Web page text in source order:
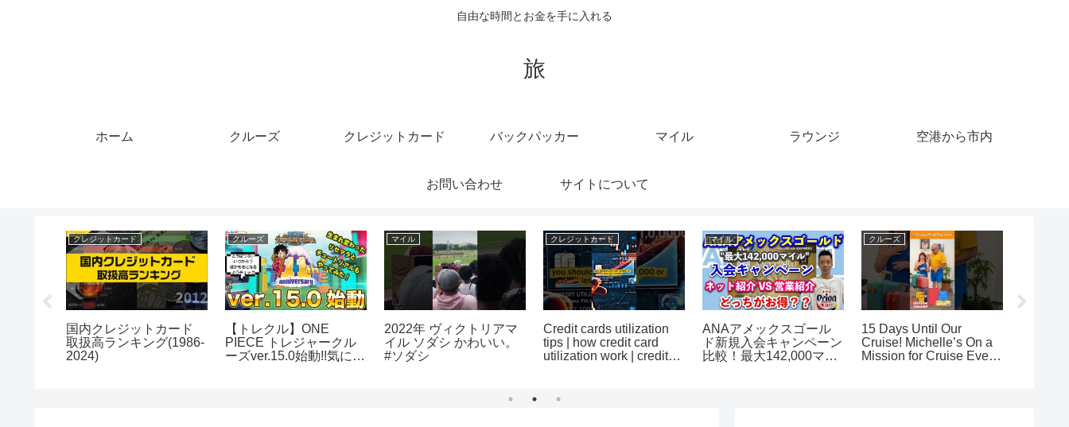
自由な時間とお金を手に入れる
旅
ホーム クルーズ クレジットカード バックパッカー マイル ラウンジ 空港から市内
お問い合わせ サイトについて
クレジットカード
国内クレジットカード
取扱高ランキング(1986-
2024)
クルーズ
【トレクル】ONE
PIECE トレジャークル
ーズver.15.0始動!!気にな
マイル
2022年 ヴィクトリアマ
イル ソダシ かわいい。
#ソダシ
クレジットカード
Credit cards utilization
tips | how credit card
utilization work | credits
マイル
ANAアメックスゴール
ド新規入会キャンペーン
比較！最大142,000マイ
クルーズ
15 Days Until Our
Cruise! Michelle’s On a
Mission for Cruise Event